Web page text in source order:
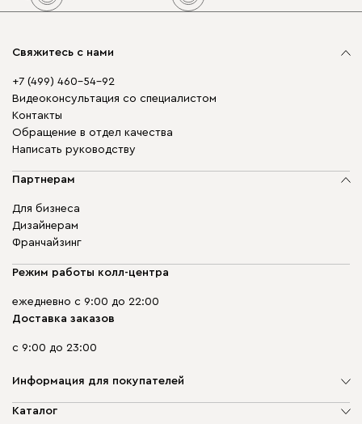
Свяжитесь с нами
+7 (499) 460-54-92
Видеоконсультация со специалистом
Контакты
Обращение в отдел качества
Написать руководству
Партнерам
Для бизнеса
Дизайнерам
Франчайзинг
Режим работы колл-центра
ежедневно с 9:00 до 22:00
Доставка заказов
с 9:00 до 23:00
Информация для покупателей
О компании
Каталог